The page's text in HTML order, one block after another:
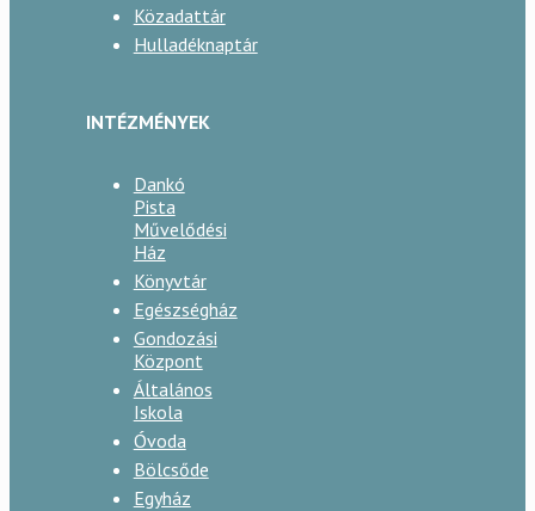
Közadattár
Hulladéknaptár
INTÉZMÉNYEK
Dankó
Pista
Művelődési
Ház
Könyvtár
Egészségház
Gondozási
Központ
Általános
Iskola
Óvoda
Bölcsőde
Egyház